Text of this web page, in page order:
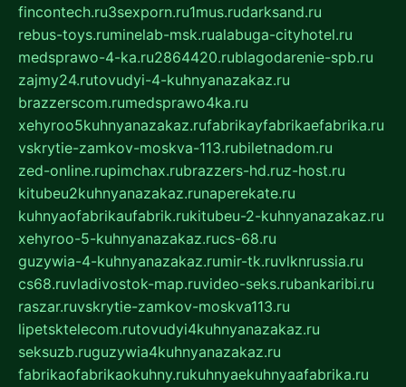
fincontech.ru3sexporn.ru1mus.rudarksand.ru
rebus-toys.ruminelab-msk.rualabuga-cityhotel.ru
medsprawo-4-ka.ru2864420.rublagodarenie-spb.ru
zajmy24.rutovudyi-4-kuhnyanazakaz.ru
brazzerscom.rumedsprawo4ka.ru
xehyroo5kuhnyanazakaz.rufabrikayfabrikaefabrika.ru
vskrytie-zamkov-moskva-113.rubiletnadom.ru
zed-online.rupimchax.rubrazzers-hd.ruz-host.ru
kitubeu2kuhnyanazakaz.runaperekate.ru
kuhnyaofabrikaufabrik.rukitubeu-2-kuhnyanazakaz.ru
xehyroo-5-kuhnyanazakaz.rucs-68.ru
guzywia-4-kuhnyanazakaz.rumir-tk.ruvlknrussia.ru
cs68.ruvladivostok-map.ruvideo-seks.rubankaribi.ru
raszar.ruvskrytie-zamkov-moskva113.ru
lipetsktelecom.rutovudyi4kuhnyanazakaz.ru
seksuzb.ruguzywia4kuhnyanazakaz.ru
fabrikaofabrikaokuhny.rukuhnyaekuhnyaafabrika.ru